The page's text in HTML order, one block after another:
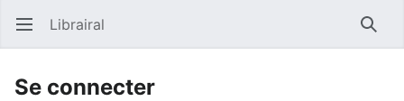
Ouvrir le menu principal Librairal
Se connecter